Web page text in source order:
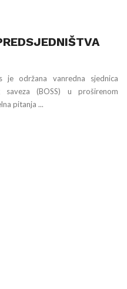
je održana vanredna sjednica
saveza (BOSS) u proširenom
pitanja ...